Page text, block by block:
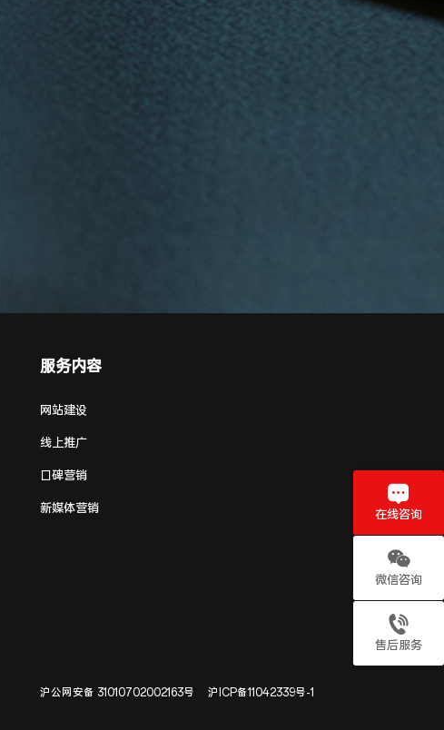
服务内容
网站建设
线上推广
口碑营销
新媒体营销
沪公网安备 31010702002163号 沪ICP备11042339号-1
在线咨询
微信咨询
售后服务